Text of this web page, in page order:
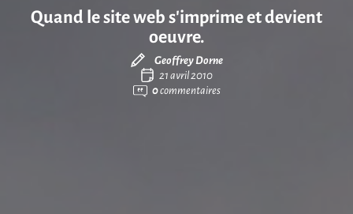
Quand le site web s’imprime et devient
oeuvre.
Geoffrey Dorne
21 avril 2010
0commentaires